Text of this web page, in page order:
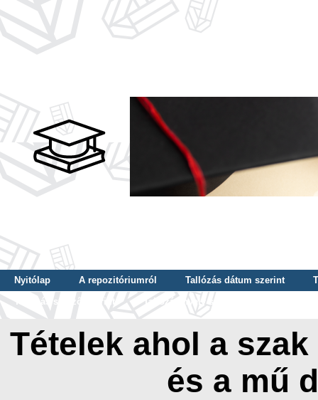
Nyitólap A repozitóriumról Tallózás dátum szerint
Tallózás szerző szerint
Tallózás nyelv szerint
Tételek ahol a
és a mű